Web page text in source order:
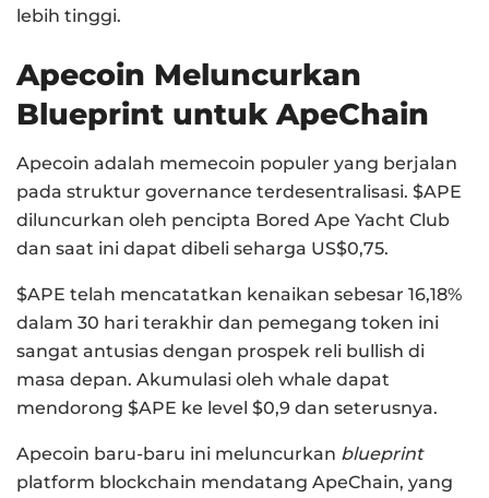
lebih tinggi.
Apecoin Meluncurkan
Blueprint untuk ApeChain
Apecoin adalah memecoin populer yang berjalan
pada struktur governance terdesentralisasi. $APE
diluncurkan oleh pencipta Bored Ape Yacht Club
dan saat ini dapat dibeli seharga US$0,75.
$APE telah mencatatkan kenaikan sebesar 16,18%
dalam 30 hari terakhir dan pemegang token ini
sangat antusias dengan prospek reli bullish di
masa depan. Akumulasi oleh whale dapat
mendorong $APE ke level $0,9 dan seterusnya.
Apecoin baru-baru ini meluncurkan blueprint
platform blockchain mendatang ApeChain, yang